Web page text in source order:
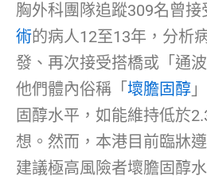
胸外科團隊追蹤309名曾接
術的病人12至13年，分析
發、再次接受搭橋或「通
他們體內俗稱「 壞膽固醇
固醇水平，如能維持低於
想。然而，本港目前臨牀
建議極高風險者壞膽固醇